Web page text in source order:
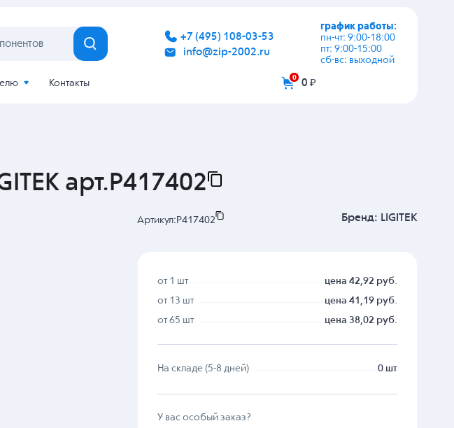
+7 (495) 108-03-53
info@zip-2002.ru
график работы:
пн-чт: 9:00-18:00
пт: 9:00-15:00
сб-вс: выходной
Контакты
0 0 ₽
арт.P417402
Артикул: P417402 Бренд: LIGITEK
от 1 шт
цена 42,92 руб.
от 13 шт
цена 41,19 руб.
от 65 шт
цена 38,02 руб.
На складе (5-8 дней) 0 шт
У вас особый заказ?